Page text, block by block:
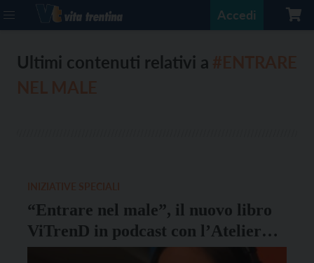
Accedi
Ultimi contenuti relativi a
“Entrare nel male”, il nuovo libro
ViTrenD in podcast con l’Atelier
Benigni